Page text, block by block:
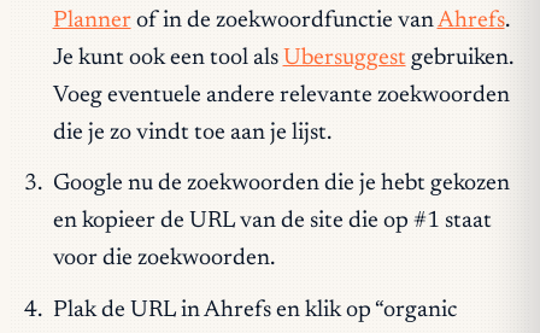
Plannerof in de zoekwoordfunctie vanAhrefs.
Je kunt ook een tool als Ubersuggestgebruiken.
Voeg eventuele andere relevante zoekwoorden
die je zo vindt toe aan je lijst.
Google nu de zoekwoorden die je hebt gekozen
en kopieer de URL van de site die op #1 staat
voor die zoekwoorden.
Plak de URL in Ahrefs en klik op “organic